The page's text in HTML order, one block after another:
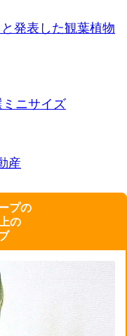
発表した観葉植物
ミニサイズ
産
プの
の